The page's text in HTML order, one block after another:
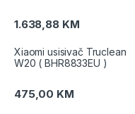
1.638,88 KM
Xiaomi usisivač Truclean
W20 ( BHR8833EU )
475,00 KM